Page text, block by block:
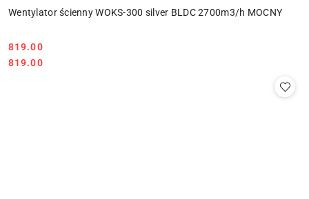
Wentylator ścienny WOKS-300 silver BLDC 2700m3/h MOCNY
Cena:
819.00
Cena:
819.00